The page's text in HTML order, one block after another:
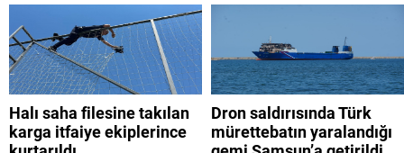
Halı saha filesine takılan
karga itfaiye ekiplerince
Dron saldırısında Türk
mürettebatın yaralandığı